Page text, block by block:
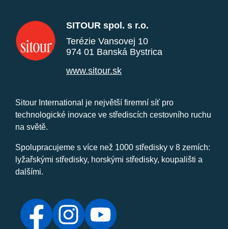
SITOUR spol. s r.o.
Terézie Vansovej 10
974 01 Banská Bystrica
www.sitour.sk
Sitour International je největší firemní síť pro
technologické inovace ve střediscích cestovního ruchu
na světě.
Spolupracujeme s více než 1000 středisky v 8 zemích:
lyžařskými středisky, horskými středisky, koupališti a
dalšími.